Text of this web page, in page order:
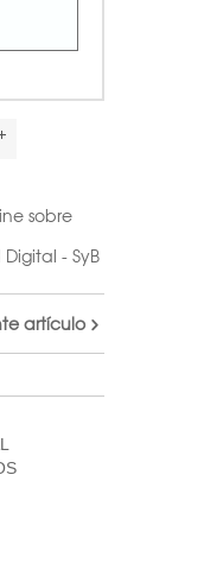
sobre
- SyB
artículo